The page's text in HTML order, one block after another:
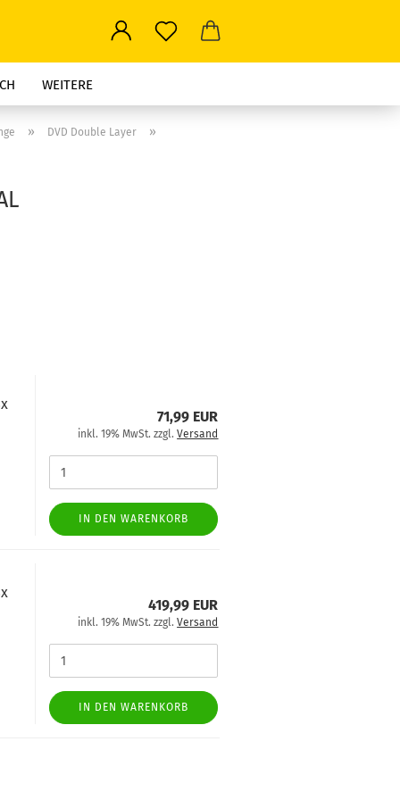
WEITERE
» DVD Double Layer »
71,99 EUR
inkl. 19% MwSt. zzgl.Versand
IN DEN WARENKORB
419,99 EUR
inkl. 19% MwSt. zzgl.Versand
IN DEN WARENKORB